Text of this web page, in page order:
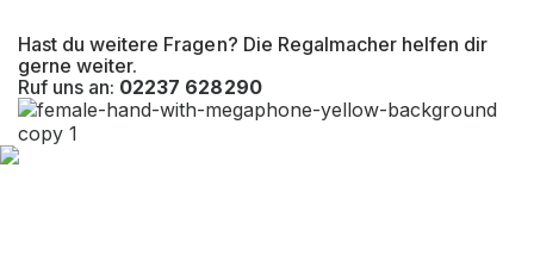
Nutztiefe Fußebene (mm)
Gesamttiefe (mm)
Hast du weitere Fragen? Die Regalmacher helfen dir
gerne weiter.
Ruf uns an: 02237 628290